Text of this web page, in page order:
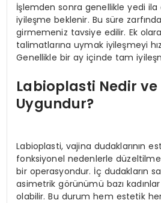
İşlemden sonra genellikle yedi
iyileşme beklenir. Bu süre
girmemeniz tavsiye edilir. Ek
talimatlarına uymak iyileşmeyi
Genellikle bir ay içinde tam
Labioplasti Nedir
Uygundur?
Labioplasti, vajina dudaklarının
fonksiyonel nedenlerle
bir operasyondur. İç dudakların
asimetrik görünümü bazı
olabilir. Bu durum hem estetik